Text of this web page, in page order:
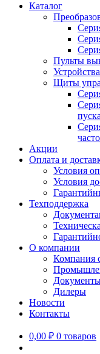
Каталог
Пульты
Щиты
Акции
Оплата и
Условия
Условия
Техподдержка
О компании
Компания
Дилеры
Новости
Контакты
0,00 ₽ 0 товаров